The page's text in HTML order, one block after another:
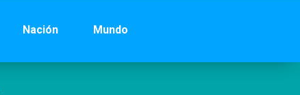
Nación Mundo